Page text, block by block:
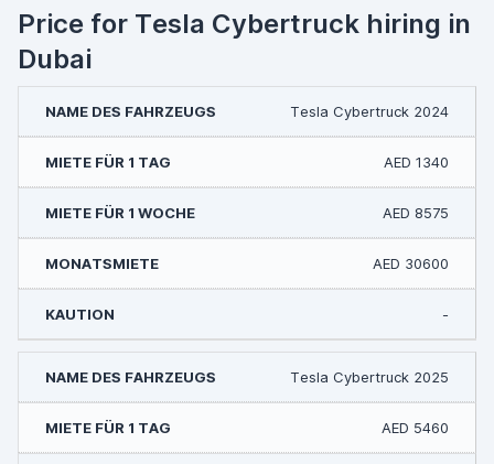
Price for Tesla Cybertruck hiring in
Dubai
Tesla Cybertruck 2024
AED 1340
AED 8575
AED 30600
-
Tesla Cybertruck 2025
AED 5460